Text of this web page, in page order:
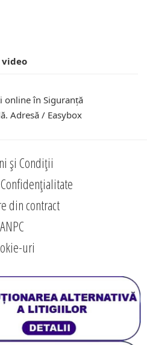
online în Siguranță
Adresă / Easybox
și Condiții
din contract
ANPC
uri